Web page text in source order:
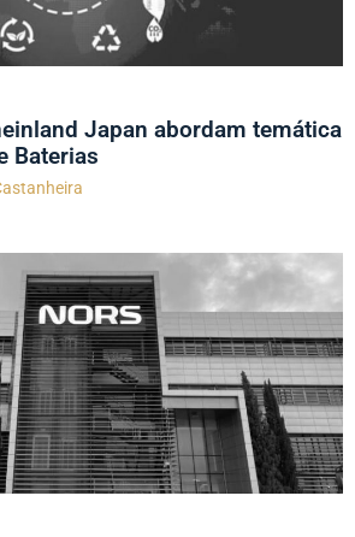
Japan abordam temática
Baterias